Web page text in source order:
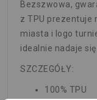
Bezszwowa,
z TPU prezentuje
miasta i logo
idealnie nadaje
SZCZEGÓŁY:
100% TPU